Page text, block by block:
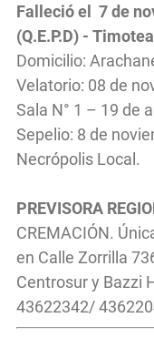
Falleció el 7 de
(Q.E.P.D) -
Domicilio:
Velatorio: 08 de
Sala N° 1 – 19 de
Sepelio: 8 de
Necrópolis Local.
PREVISORA
CREMACIÓN.
en Calle Zorrilla
Centrosur y Bazzi
43622342/